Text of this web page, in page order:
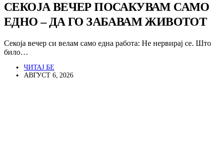
СЕКОЈА ВЕЧЕР ПОСАКУВАМ САМО
ЕДНО – ДА ГО ЗАБАВАМ ЖИВОТОТ
Секоја вечер си велам само една работа: Не нервирај се. Што
било…
ЧИТАЈ БЕ
АВГУСТ 6, 2026